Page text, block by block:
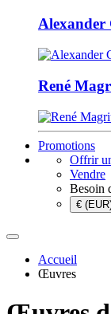
Alexander
René
Promotions
Offrir
Vendre
Besoin
€
Accueil
Œuvres